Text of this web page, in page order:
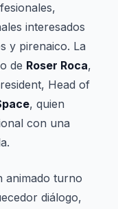
interesados
y pirenaico. La
de Roser Roca,
Head of
, quien
con una
animado turno
diálogo,